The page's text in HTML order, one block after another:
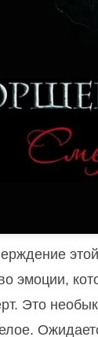
эмоции,
Это